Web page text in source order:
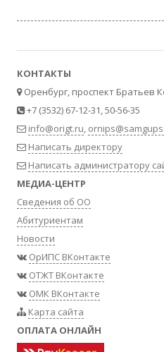
КОНТАКТЫ
Оренбург, проспект Братьев
+7 (3532) 67-12-31, 50-56-35
info@origt.ru,
Написать директору
Написать администратору
МЕДИА-ЦЕНТР
Сведения об ОО
Абитуриентам
Новости
ОрИПС ВКонтакте
ОТЖТ ВКонтакте
ОМК ВКонтакте
Карта сайта
ОПЛАТА ОНЛАЙН